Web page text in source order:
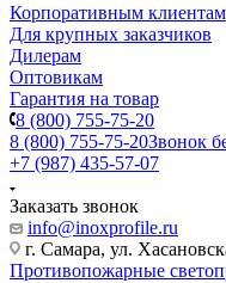
Корпоративным клиентам
Для крупных заказчиков
Дилерам
Оптовикам
Гарантия на товар
8 (800) 755-75-20
8 (800) 755-75-20Звонок
+7 (987) 435-57-07
Заказать звонок
info@inoxprofile.ru
г. Самара, ул.
Противопожарные